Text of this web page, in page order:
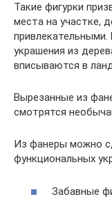
Такие фигурки
места на участке,
привлекательными.
украшения из
вписываются в
Вырезанные из
смотрятся
Из фанеры можно
функциональных
Забавные